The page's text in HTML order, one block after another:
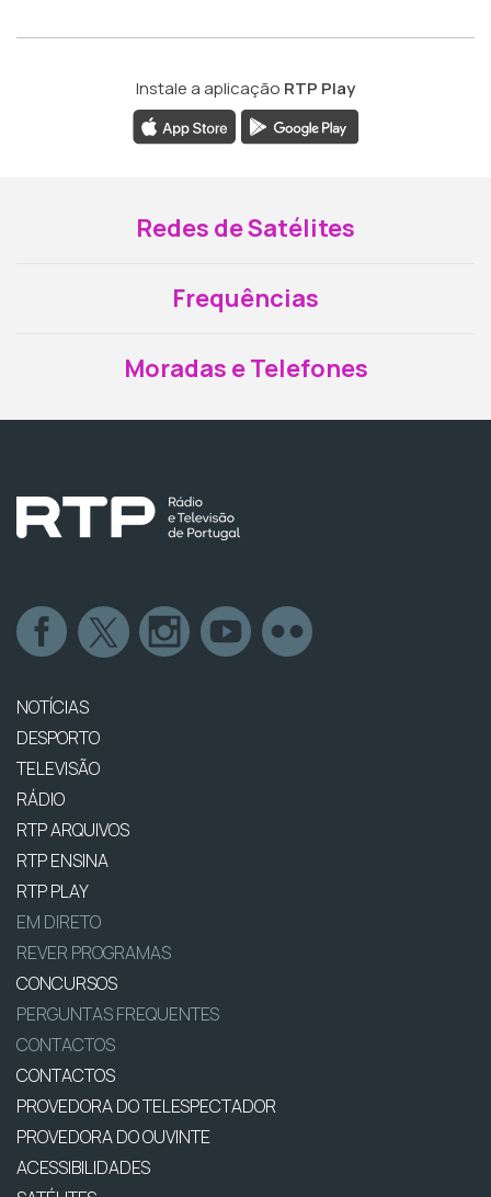
Instale a aplicação RTP Play
Redes de Satélites
Frequências
Moradas e Telefones
NOTÍCIAS
DESPORTO
TELEVISÃO
RÁDIO
RTP ARQUIVOS
RTP ENSINA
RTP PLAY
EM DIRETO
REVER PROGRAMAS
CONCURSOS
PERGUNTAS FREQUENTES
CONTACTOS
CONTACTOS
PROVEDORA DO TELESPECTADOR
PROVEDORA DO OUVINTE
ACESSIBILIDADES